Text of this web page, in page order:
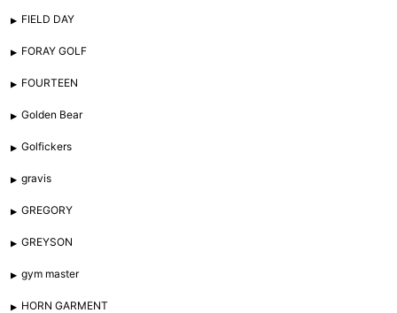
FIELD DAY
FORAY GOLF
FOURTEEN
Golden Bear
Golfickers
gravis
GREGORY
GREYSON
gym master
HORN GARMENT